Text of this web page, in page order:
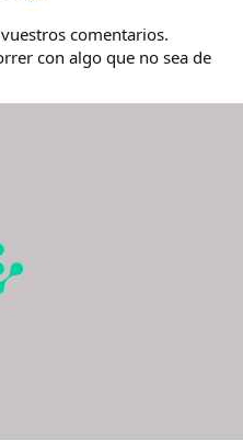
comentarios.
con algo que no sea de